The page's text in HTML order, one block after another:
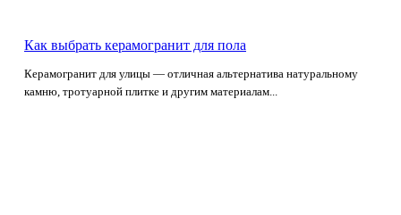
Как выбрать керамогранит для пола
Керамогранит для улицы — отличная альтернатива натуральному
камню, тротуарной плитке и другим материалам...